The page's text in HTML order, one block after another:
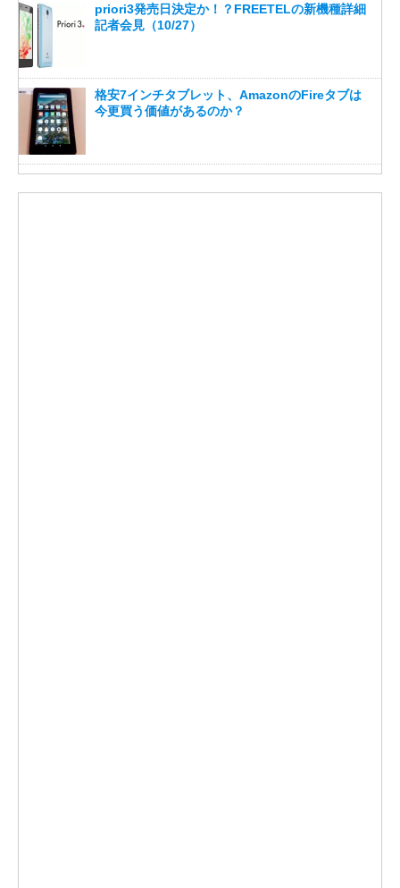
priori3発売日決定か！？FREETELの新機種詳細
記者会見（10/27）
格安7インチタブレット、AmazonのFireタブは
今更買う価値があるのか？